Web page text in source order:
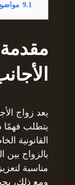
9.1
يعد زواج
يتطلب فهمًا
القانونية
بالزواج بين
مناسبة
ومع ذلك،